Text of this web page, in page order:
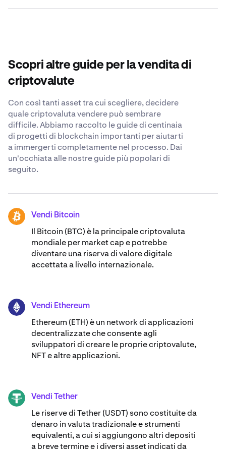
piattaforme crypto come Kraken le opzioni più sicure e
1inch.
investimento e le potenziali implicazioni fiscali. Prima di
prendere qualsiasi decisione, parla con un consulente
finanziario ed effettua le dovute ricerche.
Scopri altre guide per la vendita di
criptovalute
Con così tanti asset tra cui scegliere, decidere
quale criptovaluta vendere può sembrare
difficile. Abbiamo raccolto le guide di centinaia
di progetti di blockchain importanti per aiutarti
a immergerti completamente nel processo. Dai
un'occhiata alle nostre guide più popolari di
seguito.
BTC Vendi Bitcoin
Il Bitcoin (BTC) è la principale criptovaluta
mondiale per market cap e potrebbe
diventare una riserva di valore digitale
accettata a livello internazionale.
ETH Vendi Ethereum
Ethereum (ETH) è un network di applicazioni
decentralizzate che consente agli
sviluppatori di creare le proprie criptovalute,
NFT e altre applicazioni.
USDT Vendi Tether
Le riserve di Tether (USDT) sono costituite da
denaro in valuta tradizionale e strumenti
equivalenti, a cui si aggiungono altri depositi
a breve termine e i diversi asset indicati da